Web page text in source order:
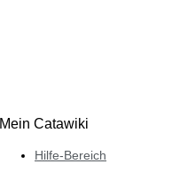
Mein Catawiki
Hilfe-Bereich